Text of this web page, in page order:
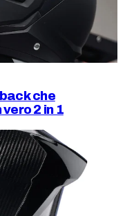
che
2 in 1